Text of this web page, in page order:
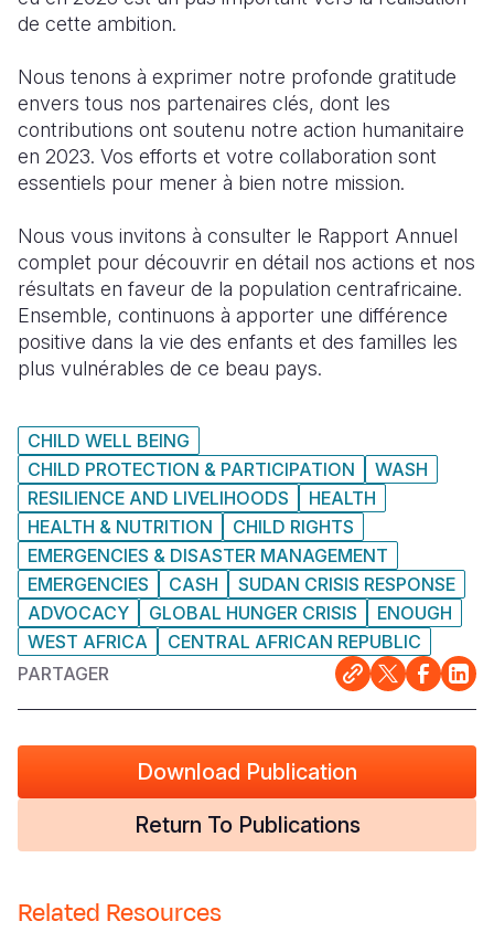
de cette ambition.
Nous tenons à exprimer notre profonde gratitude
envers tous nos partenaires clés, dont les
contributions ont soutenu notre action humanitaire
en 2023. Vos efforts et votre collaboration sont
essentiels pour mener à bien notre mission.
Nous vous invitons à consulter le Rapport Annuel
complet pour découvrir en détail nos actions et nos
résultats en faveur de la population centrafricaine.
Ensemble, continuons à apporter une différence
positive dans la vie des enfants et des familles les
plus vulnérables de ce beau pays.
CHILD WELL BEING
CHILD PROTECTION & PARTICIPATION
WASH
RESILIENCE AND LIVELIHOODS
HEALTH
HEALTH & NUTRITION
CHILD RIGHTS
EMERGENCIES & DISASTER MANAGEMENT
EMERGENCIES
CASH
SUDAN CRISIS RESPONSE
ADVOCACY
GLOBAL HUNGER CRISIS
ENOUGH
WEST AFRICA
CENTRAL AFRICAN REPUBLIC
PARTAGER
Download Publication
Return To Publications
Related Resources